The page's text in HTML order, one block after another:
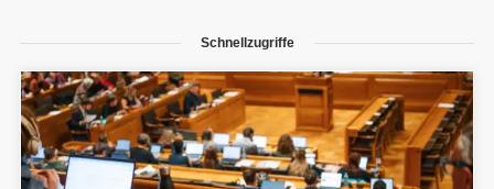
Schnellzugriffe